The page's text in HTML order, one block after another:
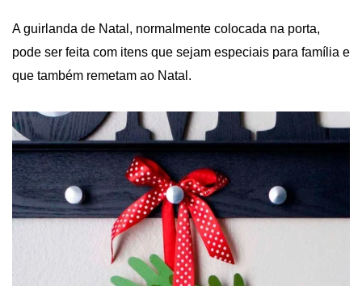
A guirlanda de Natal, normalmente colocada na porta,
pode ser feita com itens que sejam especiais para família e
que também remetam ao Natal.